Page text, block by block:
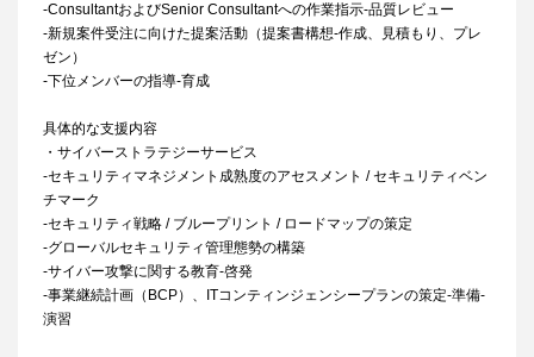
-ConsultantおよびSenior Consultantへの作業指示-品質レビュー
-新規案件受注に向けた提案活動（提案書構想-作成、見積もり、プレ
ゼン）
-下位メンバーの指導-育成
具体的な支援内容
・サイバーストラテジーサービス
-セキュリティマネジメント成熟度のアセスメント / セキュリティベン
チマーク
-セキュリティ戦略 / ブループリント / ロードマップの策定
-グローバルセキュリティ管理態勢の構築
-サイバー攻撃に関する教育-啓発
-事業継続計画（BCP）、ITコンティンジェンシープランの策定-準備-
演習